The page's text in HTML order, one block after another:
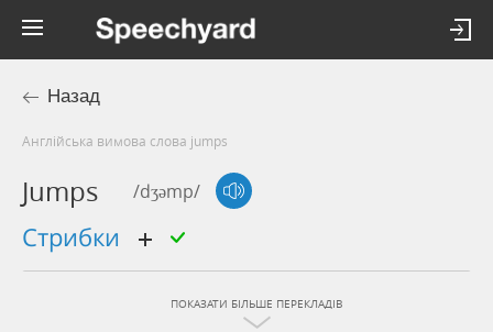
Назад
Англійська вимова слова jumps
Jumps /dʒəmp/
стрибки
ПОКАЗАТИ БІЛЬШЕ ПЕРЕКЛАДІВ